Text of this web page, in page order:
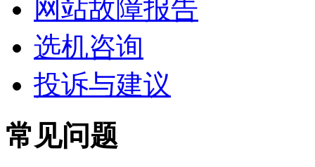
网站故障报告
选机咨询
投诉与建议
常见问题